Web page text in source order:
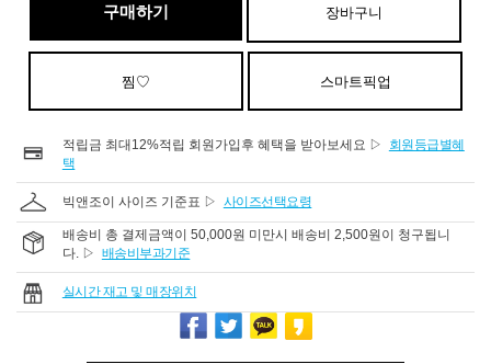
구매하기 장바구니
찜♡ 스마트픽업
적립금 최대12%적립 회원가입후 혜택을 받아보세요 ▷
회원등급별혜
택
빅앤조이 사이즈 기준표 ▷ 사이즈선택요령
배송비 총 결제금액이 50,000원 미만시 배송비 2,500원이 청구됩니
다. ▷ 배송비부과기준
실시간 재고 및 매장위치